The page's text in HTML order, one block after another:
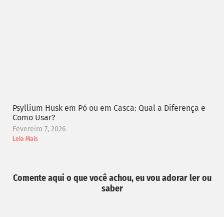
Psyllium Husk em Pó ou em Casca: Qual a Diferença e
Como Usar?
Fevereiro 7, 2026
Leia Mais
Comente aqui o que você achou, eu vou adorar ler ou
saber